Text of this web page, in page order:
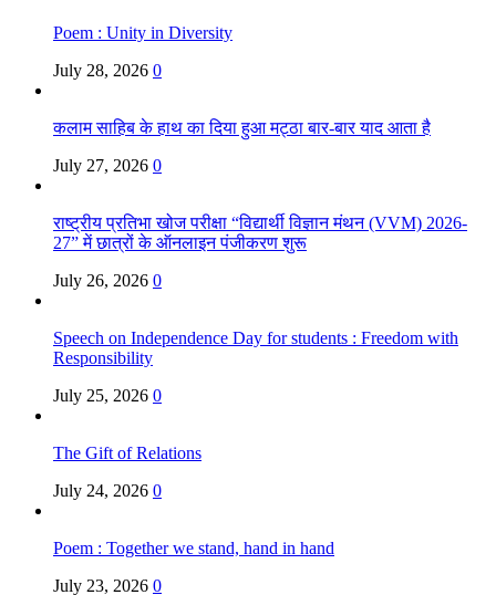
Poem : Unity in Diversity
July 28, 2026 0
कलाम साहिब के हाथ का दिया हुआ मट्ठा बार-बार याद आता है
July 27, 2026 0
राष्ट्रीय प्रतिभा खोज परीक्षा “विद्यार्थी विज्ञान मंथन (VVM) 2026-
27” में छात्रों के ऑनलाइन पंजीकरण शुरू
July 26, 2026 0
Speech on Independence Day for students : Freedom with
Responsibility
July 25, 2026 0
The Gift of Relations
July 24, 2026 0
Poem : Together we stand, hand in hand
July 23, 2026 0